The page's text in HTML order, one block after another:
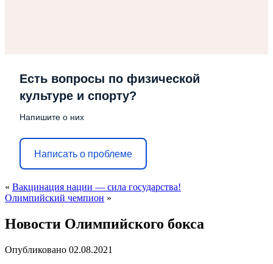
Есть вопросы по физической
культуре и спорту?
Напишите о них
Написать о проблеме
« Вакцинация нации — сила государства!
Олимпийский чемпион »
Новости Олимпийского бокса
Опубликовано 02.08.2021